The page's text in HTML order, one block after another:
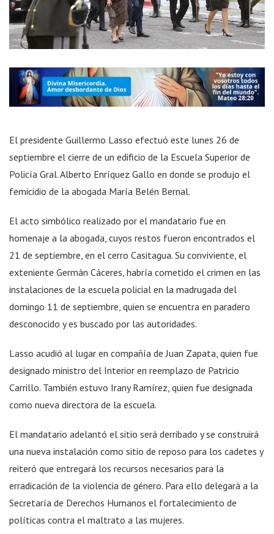
El presidente Guillermo Lasso efectuó este lunes 26 de
septiembre el cierre de un edificio de la Escuela Superior de
Policía Gral. Alberto Enríquez Gallo en donde se produjo el
femicidio de la abogada María Belén Bernal.
El acto simbólico realizado por el mandatario fue en
homenaje a la abogada, cuyos restos fueron encontrados el
21 de septiembre, en el cerro Casitagua. Su conviviente, el
exteniente Germán Cáceres, habría cometido el crimen en las
instalaciones de la escuela policial en la madrugada del
domingo 11 de septiembre, quien se encuentra en paradero
desconocido y es buscado por las autoridades.
Lasso acudió al lugar en compañía de Juan Zapata, quien fue
designado ministro del Interior en reemplazo de Patricio
Carrillo. También estuvo Irany Ramírez, quien fue designada
como nueva directora de la escuela.
El mandatario adelantó el sitio será derribado y se construirá
una nueva instalación como sitio de reposo para los cadetes y
reiteró que entregará los recursos necesarios para la
erradicación de la violencia de género. Para ello delegará a la
Secretaría de Derechos Humanos el fortalecimiento de
políticas contra el maltrato a las mujeres.